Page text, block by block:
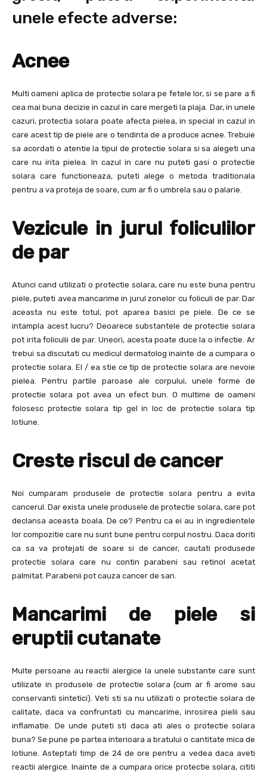
unele efecte adverse:
Acnee
Multi oameni aplica de protectie solara pe fetele lor, si se pare a fi
cea mai buna decizie in cazul in care mergeti la plaja. Dar, in unele
cazuri, protectia solara poate afecta pielea, in special in cazul in
care acest tip de piele are o tendinta de a produce acnee. Trebuie
sa acordati o atentie la tipul de protectie solara si sa alegeti una
care nu irita pielea. In cazul in care nu puteti gasi o protectie
solara care functioneaza, puteti alege o metoda traditionala
pentru a va proteja de soare, cum ar fi o umbrela sau o palarie.
Vezicule in jurul foliculilor
de par
Atunci cand utilizati o protectie solara, care nu este buna pentru
piele, puteti avea mancarime in jurul zonelor cu foliculi de par. Dar
aceasta nu este totul, pot aparea basici pe piele. De ce se
intampla acest lucru? Deoarece substantele de protectie solara
pot irita foliculii de par. Uneori, acesta poate duce la o infectie. Ar
trebui sa discutati cu medicul dermatolog inainte de a cumpara o
protectie solara. El / ea stie ce tip de protectie solara are nevoie
pielea. Pentru partile paroase ale corpului, unele forme de
protectie solara pot avea un efect bun. O multime de oameni
folosesc protectie solara tip gel in loc de protectie solara tip
lotiune.
Creste riscul de cancer
Noi cumparam produsele de protectie solara pentru a evita
cancerul. Dar exista unele produsele de protectie solara, care pot
declansa aceasta boala. De ce? Pentru ca ei au in ingredientele
lor compozitie care nu sunt bune pentru corpul nostru. Daca doriti
ca sa va protejati de soare si de cancer, cautati produsede
protectie solara care nu contin parabeni sau retinol acetat
palmitat. Parabenii pot cauza cancer de san.
Mancarimi de piele si
eruptii cutanate
Multe persoane au reactii alergice la unele substante care sunt
utilizate in produsele de protectie solara (cum ar fi arome sau
conservanti sintetici). Veti sti sa nu utilizati o protectie solara de
calitate, daca va confruntati cu mancarime, inrosirea pielii sau
inflamatie. De unde puteti sti daca ati ales o protectie solara
buna? Se pune pe partea interioara a bratului o cantitate mica de
lotiune. Asteptati timp de 24 de ore pentru a vedea daca aveti
reactii alergice. Inainte de a cumpara orice protectie solara, cititi